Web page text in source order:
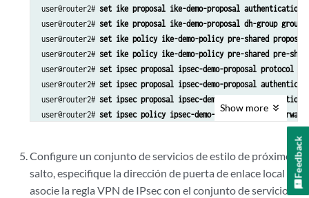
user@router2# set ike proposal ike-demo-proposal authentication-
user@router2# set ike proposal ike-demo-proposal dh-group group2
user@router2# set ike policy ike-demo-policy pre-shared proposals
user@router2# set ike policy ike-demo-policy pre-shared pre-
user@router2# set ipsec proposal ipsec-demo-proposal protocol
user@router2# set ipsec proposal ipsec-demo-proposal
user@router2# set ipsec proposal ipsec-demo-proposal encryption-
user@router2# set ipsec policy ipsec-demo-policy perfect-forward-
Show more
Configure un conjunto de servicios de estilo de próximo
salto, especifique la dirección de puerta de enlace local y
asocie la regla VPN de IPsec con el conjunto de servicios.
Feedback